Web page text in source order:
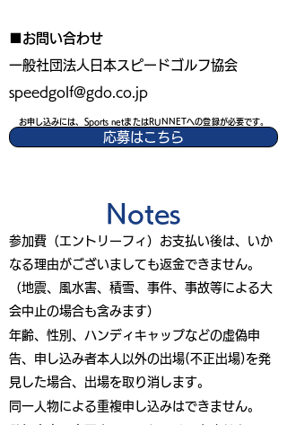
■お問い合わせ
一般社団法人日本スピードゴルフ協会
speedgolf@gdo.co.jp
お申し込みには、Sports netまたはRUNNETへの登録が必要です。
応募はこちら
Notes
参加費（エントリーフィ）お支払い後は、いか
なる理由がございましても返金できません。
（地震、風水害、積雪、事件、事故等による大
会中止の場合も含みます）
年齢、性別、ハンディキャップなどの虚偽申
告、申し込み者本人以外の出場(不正出場)を発
見した場合、出場を取り消します。
同一人物による重複申し込みはできません。